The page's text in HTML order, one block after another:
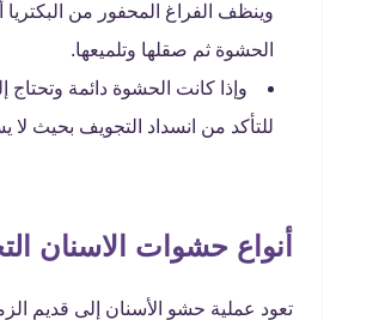
وينظف الفراغ المحفور من
الحشوة ثم صقلها وتلميعها.
وإذا كانت الحشوة دائمة
للتأكد من انسداد التجويف بحيث
أنواع حشوات الاسنان
تعود عملية حشو الأسنان إلى قديم